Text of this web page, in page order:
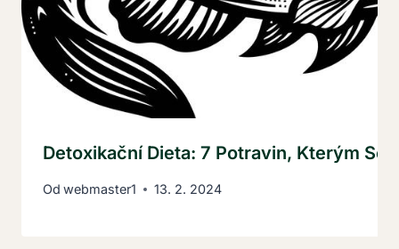
Detoxikační Dieta: 7 Potravin, Kterým Se
Od webmaster1 13. 2. 2024